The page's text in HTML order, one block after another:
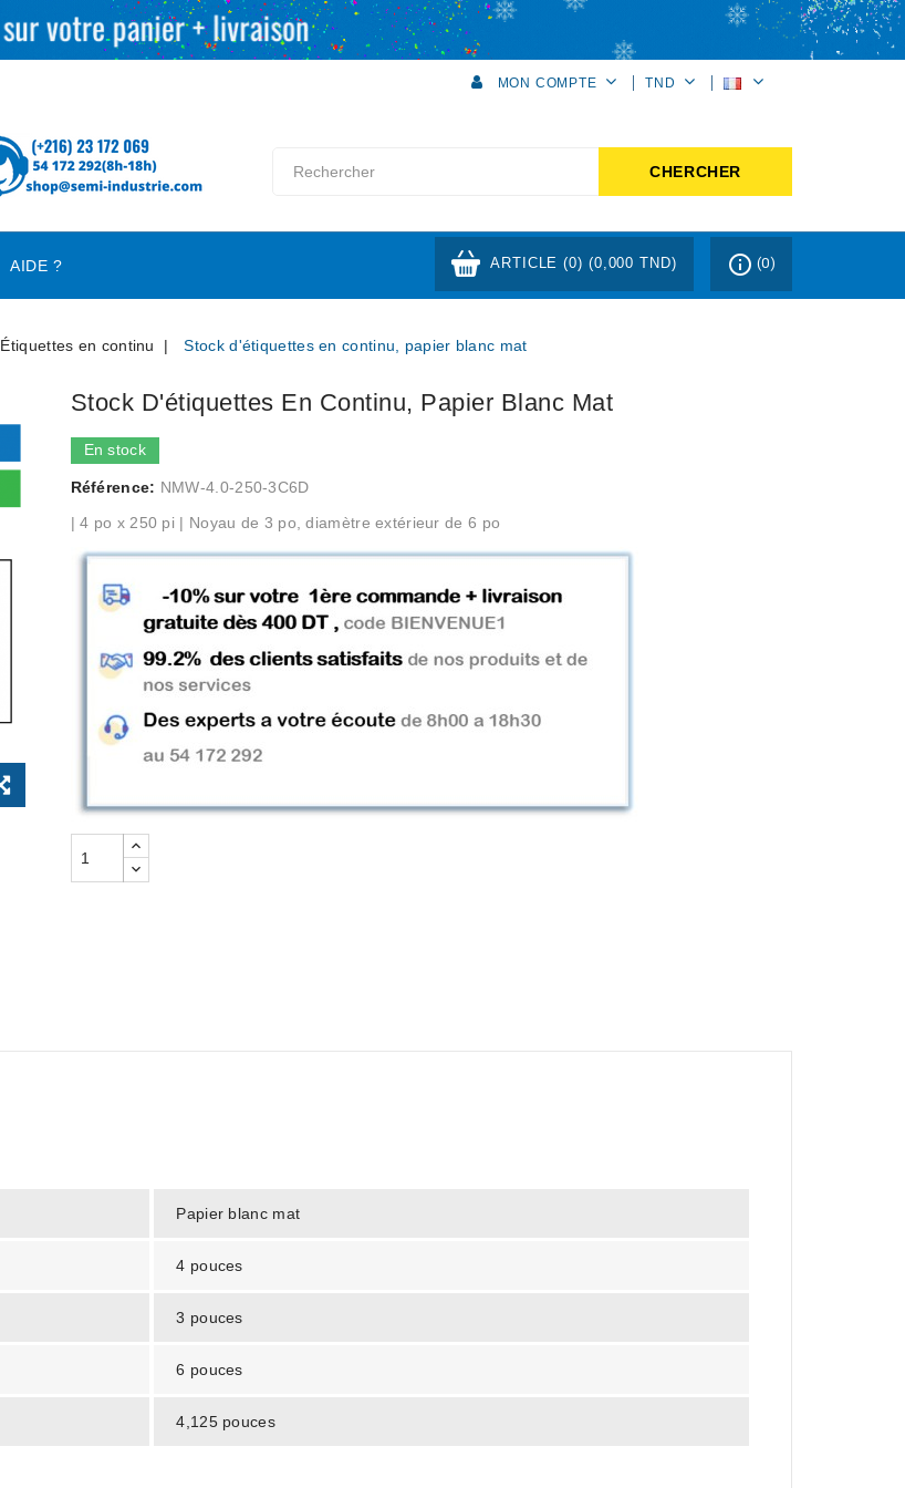
MON COMPTE TND
CHERCHER
AIDE ? ARTICLE (0) (0,000 TND) info_outline (0)
Étiquettes en continu Stock d'étiquettes en continu, papier blanc mat
Stock D'étiquettes En Continu, Papier Blanc Mat
En stock
Référence: NMW-4.0-250-3C6D
| 4 po x 250 pi | Noyau de 3 po, diamètre extérieur de 6 po
Papier blanc mat
4 pouces
3 pouces
6 pouces
4,125 pouces